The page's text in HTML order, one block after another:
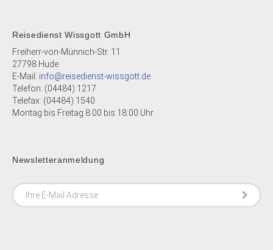
Reisedienst Wissgott GmbH
Freiherr-von-Münnich-Str. 11
27798 Hude
E-Mail: info@reisedienst-wissgott.de
Telefon: (04484) 1217
Telefax: (04484) 1540
Montag bis Freitag 8:00 bis 18:00 Uhr
Newsletteranmeldung